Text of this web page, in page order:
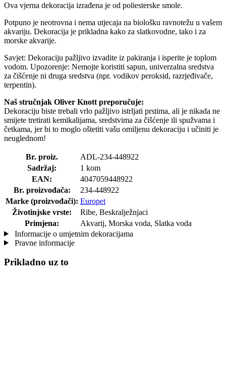
Ova vjerna dekoracija izrađena je od poliesterske smole.
Potpuno je neotrovna i nema utjecaja na biološku ravnotežu u vašem
akvariju. Dekoracija je prikladna kako za slatkovodne, tako i za
morske akvarije.
Savjet: Dekoraciju pažljivo izvadite iz pakiranja i isperite je toplom
vodom. Upozorenje: Nemojte koristiti sapun, univerzalna sredstva
za čišćenje ni druga sredstva (npr. vodikov peroksid, razrjeđivače,
terpentin).
Naš stručnjak Oliver Knott preporučuje:
Dekoraciju biste trebali vrlo pažljivo istrljati prstima, ali je nikada ne
smijete tretirati kemikalijama, sredstvima za čišćenje ili spužvama i
četkama, jer bi to moglo oštetiti vašu omiljenu dekoraciju i učiniti je
neuglednom!
Br. proiz.
ADL-234-448922
Sadržaj:
1 kom
EAN:
4047059448922
Br. proizvođača:
234-448922
Marke (proizvođači): Europet
Životinjske vrste:
Ribe, Beskralježnjaci
Primjena:
Akvarij, Morska voda, Slatka voda
Informacije o umjetnim dekoracijama
Pravne informacije
Prikladno uz to